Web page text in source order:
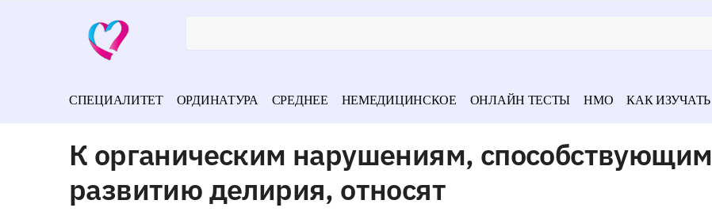
СПЕЦИАЛИТЕТ ОРДИНАТУРА СРЕДНЕЕ НЕМЕДИЦИНСКОЕ ОНЛАЙН ТЕСТЫ НМО КАК ИЗУЧАТЬ
К органическим нарушениям, способствующим
развитию делирия, относят